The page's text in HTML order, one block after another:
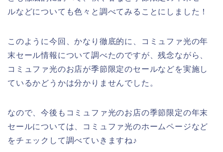
ルなどについても色々と調べてみることにしました！
このように今回、かなり徹底的に、コミュファ光の年
末セール情報について調べたのですが、残念ながら、
コミュファ光のお店が季節限定のセールなどを実施し
ているかどうかは分かりませんでした。
なので、今後もコミュファ光のお店の季節限定の年末
セールについては、コミュファ光のホームページなど
をチェックして調べていきますね♪